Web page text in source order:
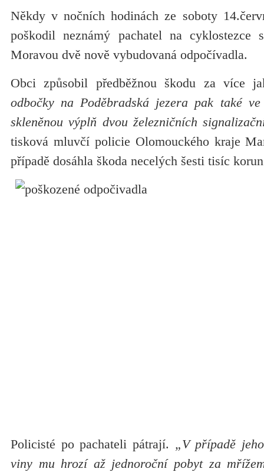
Někdy v nočních hodinách ze soboty
poškodil neznámý pachatel na cyklostezce
Moravou dvě nově vybudovaná odpočívadla.
Obci způsobil předběžnou škodu za více
odbočky na Poděbradská jezera pak také
skleněnou výplň dvou železničních
tisková mluvčí policie Olomouckého kraje
případě dosáhla škoda necelých šesti tisíc
Policisté po pachateli pátrají. „V případě
viny mu hrozí až jednoroční pobyt za